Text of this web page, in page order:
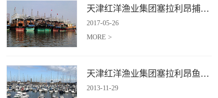
天津红洋渔业集团塞拉利昂捕捞项目
2017-05-26
MORE >
天津红洋渔业集团塞拉利昂鱼粉项目
2013-11-29